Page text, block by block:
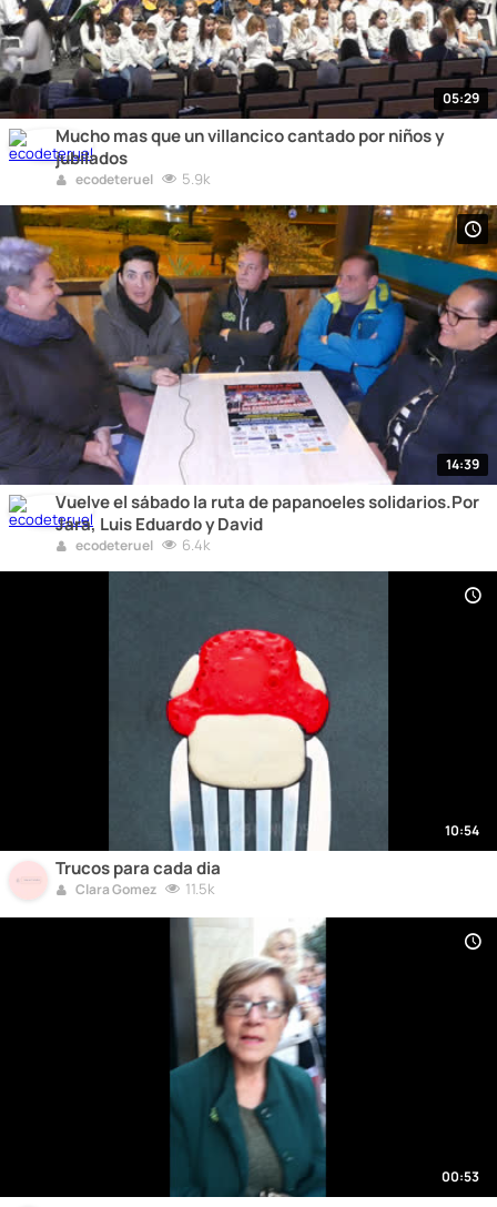
05:29
Mucho mas que un villancico cantado por niños y
jubilados
ecodeteruel 5.9k
14:39
Vuelve el sábado la ruta de papanoeles solidarios.Por
Jara, Luis Eduardo y David
ecodeteruel 6.4k
10:54
Trucos para cada dia
Clara Gomez 11.5k
00:53